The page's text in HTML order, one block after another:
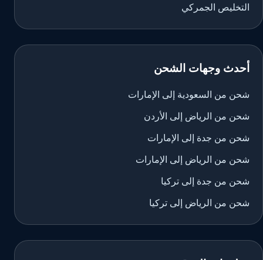
التخليص الجمركي
أحدث وجهات الشحن
شحن من السعودية إلى الإمارات
شحن من الرياض إلى الأردن
شحن من جدة إلى الإمارات
شحن من الرياض إلى الإمارات
شحن من جدة إلى تركيا
شحن من الرياض إلى تركيا